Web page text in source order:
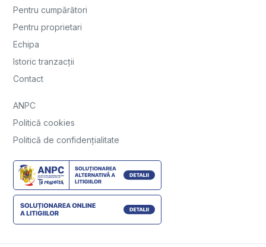
Pentru cumpărători
Pentru proprietari
Echipa
Istoric tranzacții
Contact
ANPC
Politică cookies
Politică de confidențialitate